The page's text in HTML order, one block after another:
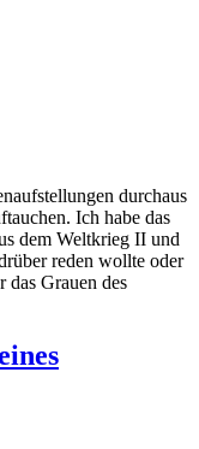
durchaus
Ich habe das
dem Weltkrieg II und
reden wollte oder
das Grauen des